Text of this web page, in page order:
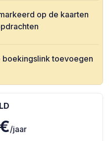
op de kaarten
toevoegen
/jaar